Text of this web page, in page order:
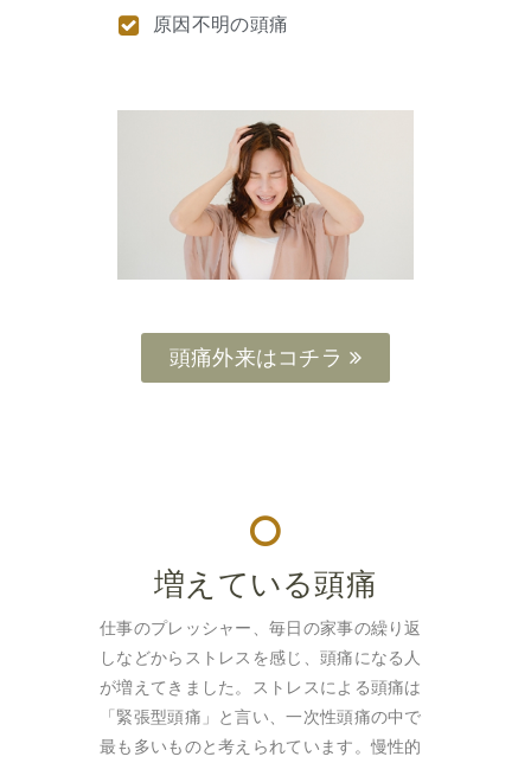
原因不明の頭痛
頭痛外来はコチラ
増えている頭痛
仕事のプレッシャー、毎日の家事の繰り返
しなどからストレスを感じ、頭痛になる人
が増えてきました。ストレスによる頭痛は
「緊張型頭痛」と言い、一次性頭痛の中で
最も多いものと考えられています。慢性的